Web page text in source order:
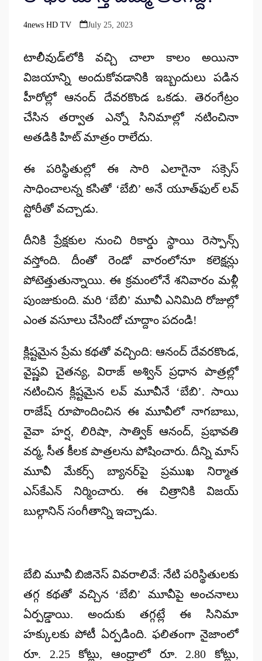
Posted
4news HD TV July 25, 2023
టాలీవుడ్‌లోకి వచ్చి చాలా కాలం అయినా
విజయాన్ని అందుకోవడానికి ఇబ్బందులు పడిన
హీరోల్లో ఆనంద్ దేవరకొండ ఒకడు. తెరంగేట్రం
చేసిన తర్వాత ఎన్నో సినిమాల్లో నటించినా
అతడికి హిట్ మాత్రం రాలేదు.
ఈ పరిస్థితుల్లో ఈ సారి ఎలాగైనా సక్సెస్
సాధించాలన్న కసితో ‘బేబి’ అనే యూత్‌ఫుల్ లవ్
స్టోరీతో వచ్చాడు.
దీనికి ప్రేక్షకుల నుంచి రికార్డు స్థాయి రెస్పాన్స్
వస్తోంది. దీంతో రెండో వారంలోనూ కలెక్షన్లు
పోటెత్తుతున్నాయి. ఈ క్రమంలోనే శనివారం మళ్లీ
పుంజుకుంది. మరి ‘బేబి’ మూవీ ఎనిమిది రోజుల్లో
ఎంత వసూలు చేసిందో చూద్దాం పదండి!
క్లిష్టమైన ప్రేమ కథతో వచ్చింది: ఆనంద్ దేవరకొండ,
వైష్ణవి చైతన్య, విరాజ్ అశ్విన్ ప్రధాన పాత్రల్లో
నటించిన క్లిష్టమైన లవ్ మూవీనే ‘బేబి’. సాయి
రాజేష్ రూపొందించిన ఈ మూవీలో నాగబాబు,
వైవా హర్ష, లిరిషా, సాత్విక్ ఆనంద్, ప్రభావతి
వర్మ, సీత కీలక పాత్రలను పోషించారు. దీన్ని మాస్
మూవీ మేకర్స్ బ్యానర్‌పై ప్రముఖ నిర్మాత
ఎస్‌కేఎన్ నిర్మించారు. ఈ చిత్రానికి విజయ్
బుల్గానిన్ సంగీతాన్ని ఇచ్చాడు.
బేబి మూవీ బిజినెస్ వివరాలివే: నేటి పరిస్థితులకు
తగ్గ కథతో వచ్చిన ‘బేబి’ మూవీపై అంచనాలు
ఏర్పడ్డాయి. అందుకు తగ్గట్లే ఈ సినిమా
హక్కులకు పోటీ ఏర్పడింది. ఫలితంగా నైజాంలో
రూ. 2.25 కోట్లు, ఆంధ్రాలో రూ. 2.80 కోట్లు,